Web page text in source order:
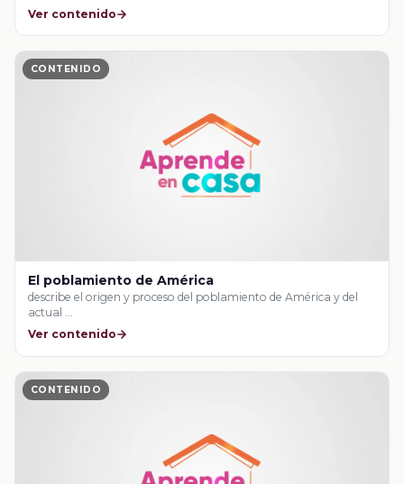
Ver contenido
CONTENIDO
El poblamiento de América
describe el origen y proceso del poblamiento de América y del
actual …
Ver contenido
CONTENIDO